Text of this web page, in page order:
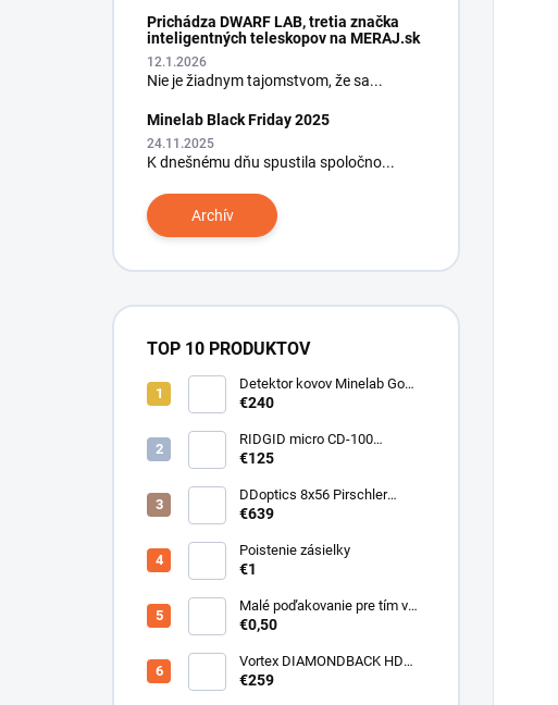
Prichádza DWARF LAB, tretia značka
inteligentných teleskopov na MERAJ.sk
12.1.2026
Nie je žiadnym tajomstvom, že sa...
Minelab Black Friday 2025
24.11.2025
K dnešnému dňu spustila spoločno...
Archív
TOP 10 PRODUKTOV
Detektor kovov Minelab Go
Find 66
€240
RIDGID micro CD-100
Detektor horľavých plynov
€125
DDoptics 8x56 Pirschler
Gen.3 Magnesium zelený
€639
Poistenie zásielky
€1
Malé poďakovanie pre tím v
sklade
€0,50
Vortex DIAMONDBACK HD
10X50
€259